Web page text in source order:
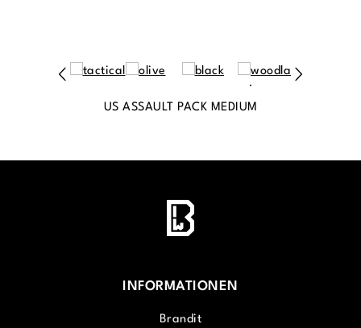
US ASSAULT PACK MEDIUM
INFORMATIONEN
Brandit